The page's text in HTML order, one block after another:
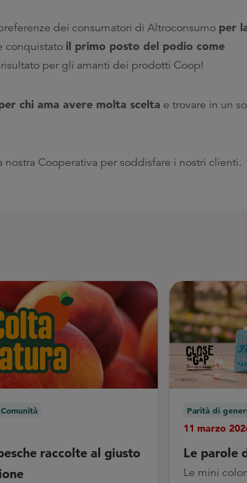
dei consumatori di Altroconsumo per
conquistato il primo posto del podio come
per gli amanti dei prodotti Coop!
chi ama avere molta scelta e trovare in un
Cooperativa per soddisfare i nostri clienti.
Comunità
raccolte al giusto
Parità di
11 marzo
Le parole
Le mini